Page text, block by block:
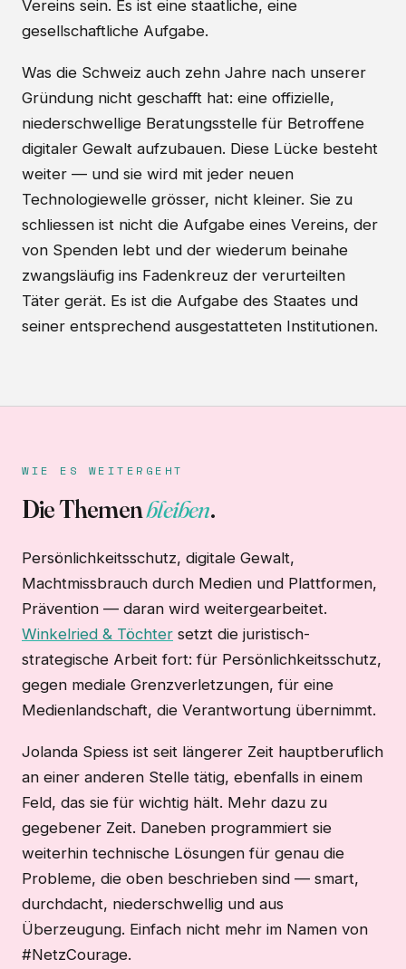
Vereins sein. Es ist eine staatliche, eine
gesellschaftliche Aufgabe.
Was die Schweiz auch zehn Jahre nach unserer
Gründung nicht geschafft hat: eine offizielle,
niederschwellige Beratungsstelle für Betroffene
digitaler Gewalt aufzubauen. Diese Lücke besteht
weiter — und sie wird mit jeder neuen
Technologiewelle grösser, nicht kleiner. Sie zu
schliessen ist nicht die Aufgabe eines Vereins, der
von Spenden lebt und der wiederum beinahe
zwangsläufig ins Fadenkreuz der verurteilten
Täter gerät. Es ist die Aufgabe des Staates und
seiner entsprechend ausgestatteten Institutionen.
WIE ES WEITERGEHT
Die Themenbleiben.
Persönlichkeitsschutz, digitale Gewalt,
Machtmissbrauch durch Medien und Plattformen,
Prävention — daran wird weitergearbeitet.
Winkelried & Töchter setzt die juristisch-
strategische Arbeit fort: für Persönlichkeitsschutz,
gegen mediale Grenzverletzungen, für eine
Medienlandschaft, die Verantwortung übernimmt.
Jolanda Spiess ist seit längerer Zeit hauptberuflich
an einer anderen Stelle tätig, ebenfalls in einem
Feld, das sie für wichtig hält. Mehr dazu zu
gegebener Zeit. Daneben programmiert sie
weiterhin technische Lösungen für genau die
Probleme, die oben beschrieben sind — smart,
durchdacht, niederschwellig und aus
Überzeugung. Einfach nicht mehr im Namen von
#NetzCourage.